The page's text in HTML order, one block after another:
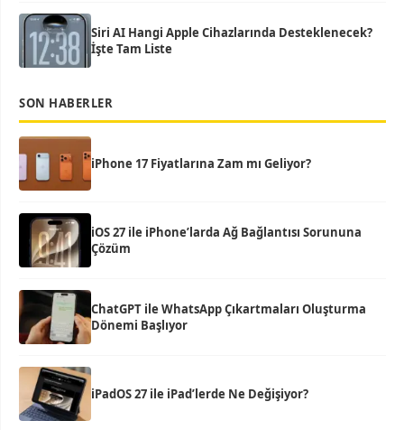
Siri AI Hangi Apple Cihazlarında Desteklenecek?
İşte Tam Liste
SON HABERLER
iPhone 17 Fiyatlarına Zam mı Geliyor?
iOS 27 ile iPhone’larda Ağ Bağlantısı Sorununa
Çözüm
ChatGPT ile WhatsApp Çıkartmaları Oluşturma
Dönemi Başlıyor
iPadOS 27 ile iPad’lerde Ne Değişiyor?